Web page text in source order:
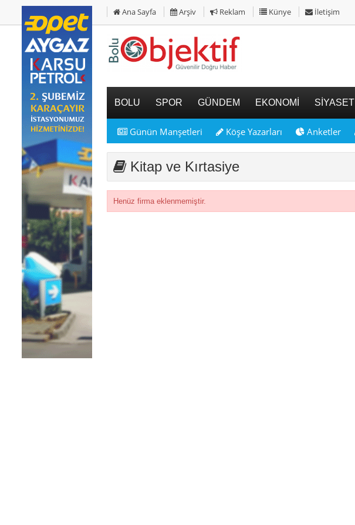
Ana Sayfa Arşiv Reklam Künye İletişim
BOLU SPOR GÜNDEM EKONOMİ SİYASET
Günün Manşetleri Köşe Yazarları Anketler
Kitap ve Kırtasiye
Henüz firma eklenmemiştir.